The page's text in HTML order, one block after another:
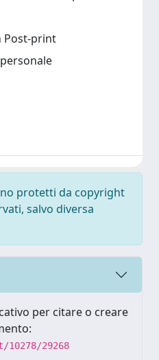
Post-print
protetti da copyright
salvo diversa
per citare o creare
29268